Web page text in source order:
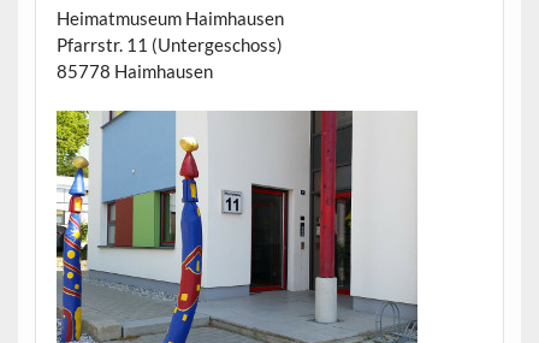
Heimatmuseum Haimhausen
Pfarrstr. 11 (Untergeschoss)
85778 Haimhausen